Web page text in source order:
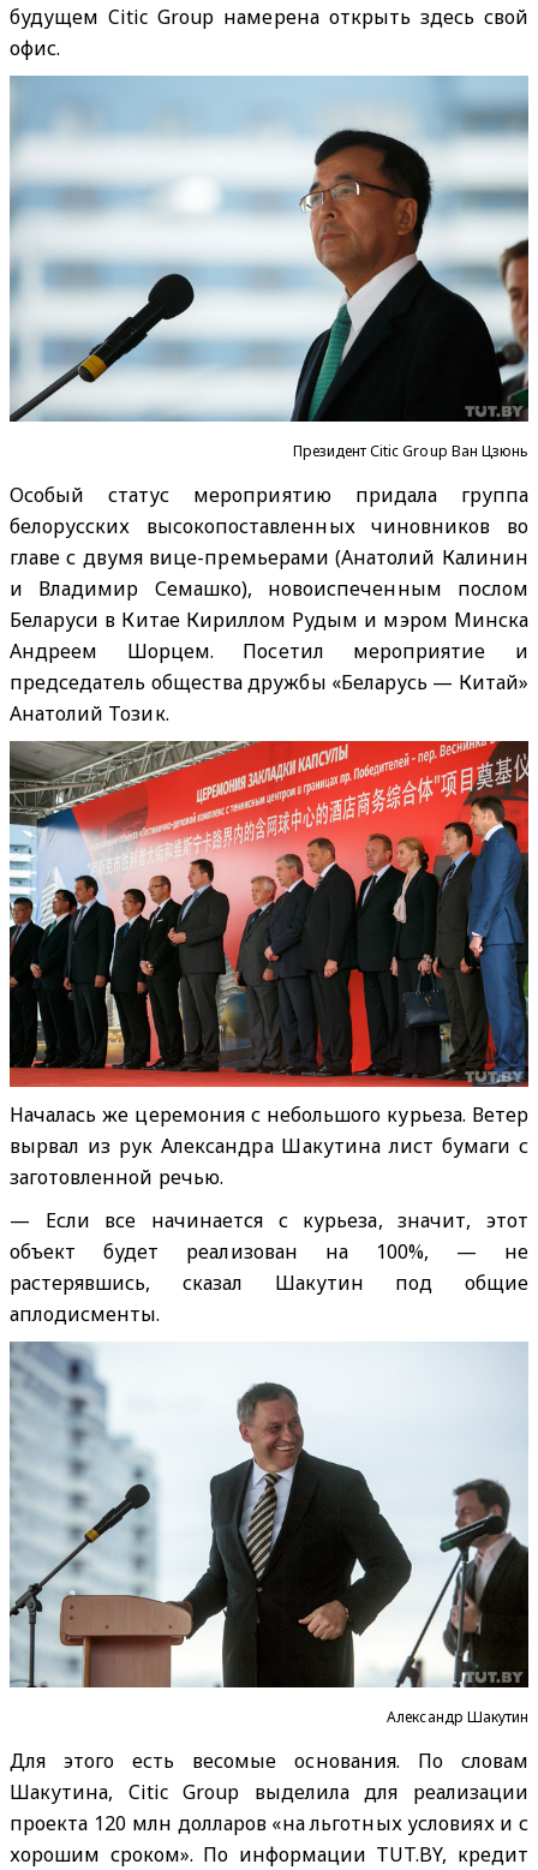
будущем Citic Group намерена открыть здесь свой
офис.
Президент Сitic Group Ван Цзюнь
Особый статус мероприятию придала группа
белорусских высокопоставленных чиновников во
главе с двумя вице-премьерами (Анатолий Калинин
и Владимир Семашко), новоиспеченным послом
Беларуси в Китае Кириллом Рудым и мэром Минска
Андреем Шорцем. Посетил мероприятие и
председатель общества дружбы «Беларусь — Китай»
Анатолий Тозик.
Началась же церемония с небольшого курьеза. Ветер
вырвал из рук Александра Шакутина лист бумаги с
заготовленной речью.
— Если все начинается с курьеза, значит, этот
объект будет реализован на 100%, — не
растерявшись, сказал Шакутин под общие
аплодисменты.
Александр Шакутин
Для этого есть весомые основания. По словам
Шакутина, Citic Group выделила для реализации
проекта 120 млн долларов «на льготных условиях и с
хорошим сроком». По информации TUT.BY, кредит